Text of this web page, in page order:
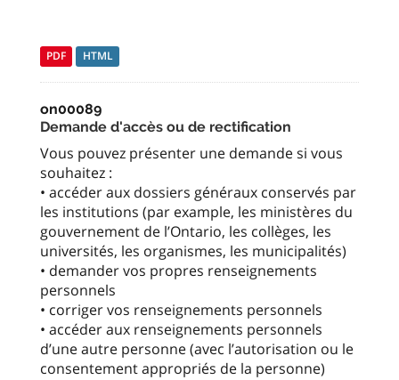
PDF HTML
on00089
Demande d'accès ou de rectification
Vous pouvez présenter une demande si vous
souhaitez :
• accéder aux dossiers généraux conservés par
les institutions (par example, les ministères du
gouvernement de l’Ontario, les collèges, les
universités, les organismes, les municipalités)
• demander vos propres renseignements
personnels
• corriger vos renseignements personnels
• accéder aux renseignements personnels
d’une autre personne (avec l’autorisation ou le
consentement appropriés de la personne)